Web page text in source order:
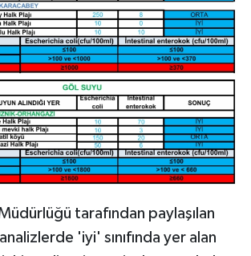
tarafından paylaşılan
'iyi' sınıfında yer alan